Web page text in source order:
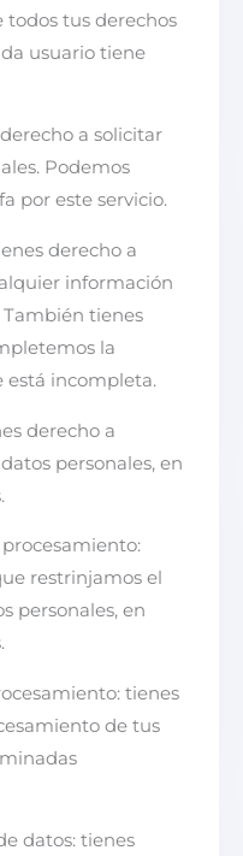
tus derechos
usuario tiene
a solicitar
Podemos
por este servicio.
derecho a
información
También tienes
la
está incompleta.
derecho a
personales, en
restrinjamos el
personales, en
tienes
de tus
datos: tienes